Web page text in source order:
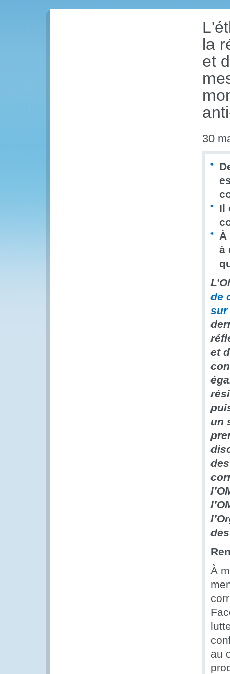
la
et
30
Il
À
à
de
sur
et
un
À
au